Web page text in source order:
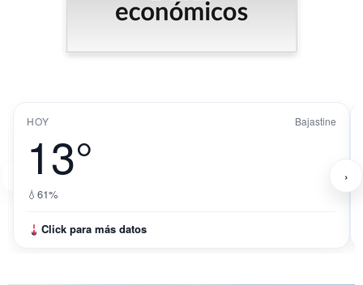
HOY Bajastine
13°
💧 61%
Click para más datos
›